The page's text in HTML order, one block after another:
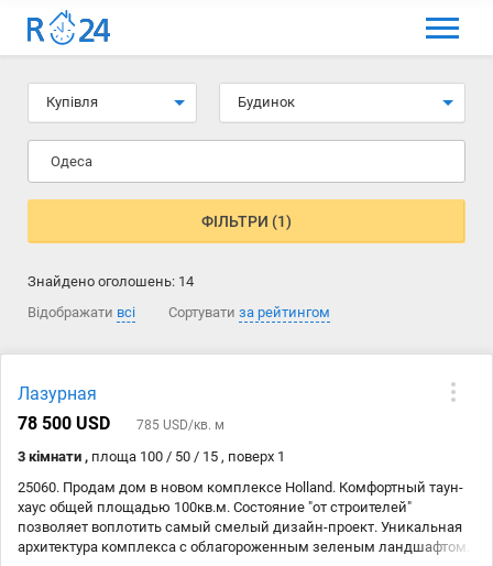
МЕНЮ
Вибір мови
Вибрані оголошення
Коментарі до оголошення
Як додати оголошення
Купівля Будинок
Одеса
ФІЛЬТРИ (1)
Знайдено оголошень: 14
Відображати всі Сортувати за рейтингом
Лазурная
78 500 USD
785 USD/кв. м
3 кімнати , площа 100 / 50 / 15 , поверх 1
25060. Продам дом в новом комплексе Holland. Комфортный таун-
хаус общей площадью 100кв.м. Состояние "от строителей"
позволяет воплотить самый смелый дизайн-проект. Уникальная
архитектура комплекса с облагороженным зеленым ландшафтом.